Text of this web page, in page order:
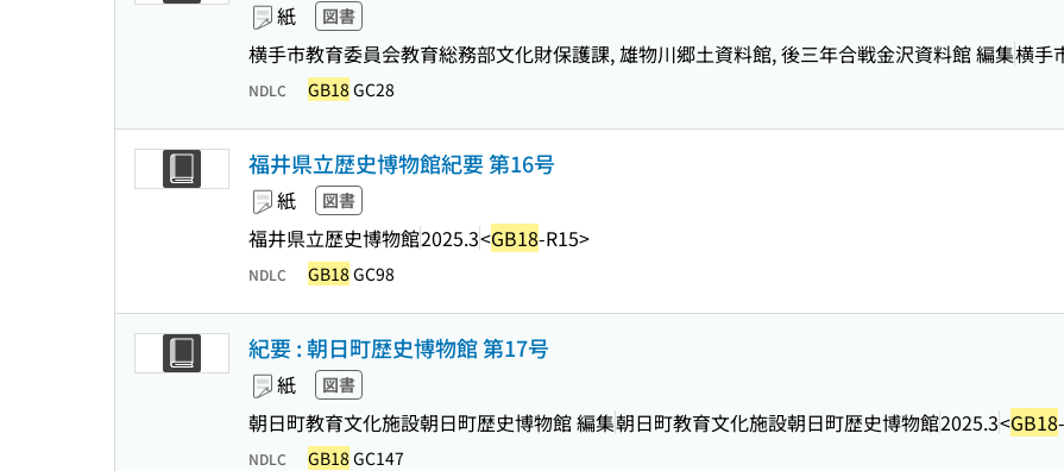
紙 図書
横手市教育委員会教育総務部文化財保護課, 雄物川郷土資料館, 後三年合戦金沢資料館 編集横手
NDLC GB18 GC28
福井県立歴史博物館紀要 第16号
紙 図書
福井県立歴史博物館2025.3<GB18-R15>
NDLC GB18 GC98
紀要 : 朝日町歴史博物館 第17号
紙 図書
朝日町教育文化施設朝日町歴史博物館 編集朝日町教育文化施設朝日町歴史博物館2025.3<GB18
NDLC GB18 GC147